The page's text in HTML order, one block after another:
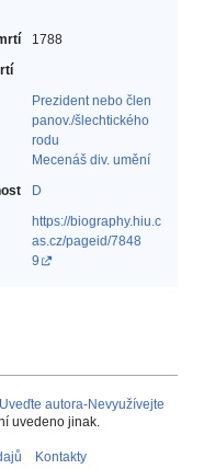
1788
Prezident nebo člen
panov./šlechtického
rodu‎
Mecenáš div. umění‎
D
https://biography.hiu.c
as.cz/pageid/7848
9
autora-Nevyužívejte
uvedeno jinak.
Kontakty